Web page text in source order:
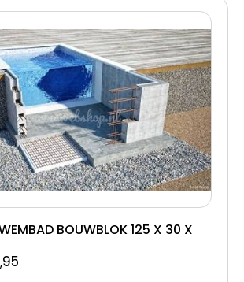
160
X 150CM
X 120CM
BOUWBLOK 125 X 30 X